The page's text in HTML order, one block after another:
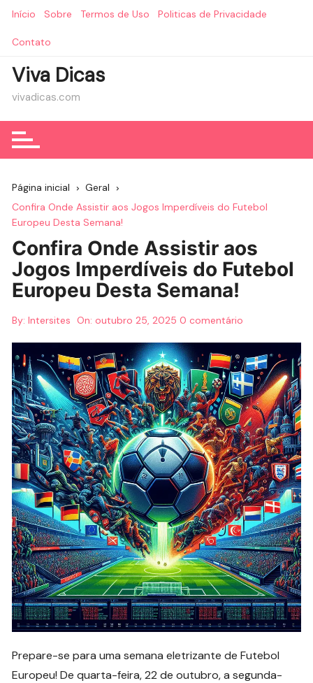
Início Sobre Termos de Uso Politicas de Privacidade
Contato
Viva Dicas
vivadicas.com
Página inicial
Geral
Confira Onde Assistir aos Jogos Imperdíveis do Futebol
Europeu Desta Semana!
Confira Onde Assistir aos
Jogos Imperdíveis do Futebol
Europeu Desta Semana!
By: Intersites On:outubro 25, 2025 0 comentário
Prepare-se para uma semana eletrizante de Futebol
Europeu! De quarta-feira, 22 de outubro, a segunda-